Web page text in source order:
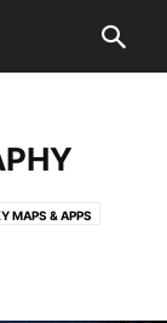
MAPS & APPS